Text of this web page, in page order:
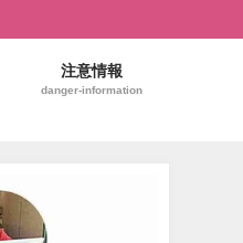
注意情報
danger-information